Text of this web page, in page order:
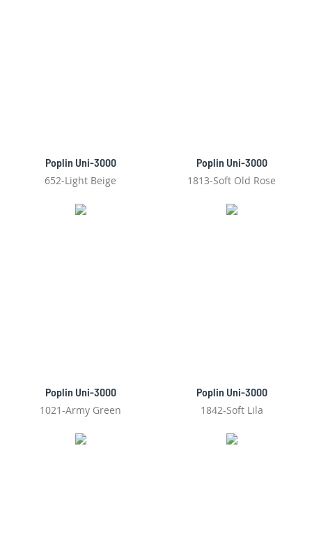
Poplin Uni-3000
652-Light Beige
Poplin Uni-3000
1813-Soft Old Rose
Poplin Uni-3000
1021-Army Green
Poplin Uni-3000
1842-Soft Lila